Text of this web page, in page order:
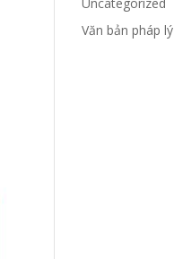
Uncategorized
Văn bản pháp lý